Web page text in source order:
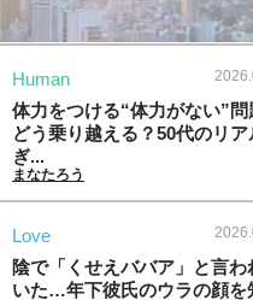
Human
体力をつける“体力がない”問
どう乗り越える？50代のリア
ぎ...
まなたろう
Love
陰で「くせえババア」と言わ
いた…年下彼氏のウラの顔を